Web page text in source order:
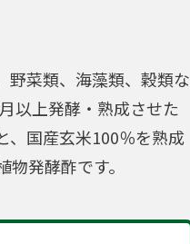
野菜類、海藻類、穀類な
以上発酵・熟成させた
、国産玄米100％を熟成
発酵酢です。